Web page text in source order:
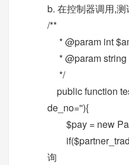
b. 在控制器调用,测
/**
* @param int
* @param string
*/
public function
de_no=''){
$pay = new
询